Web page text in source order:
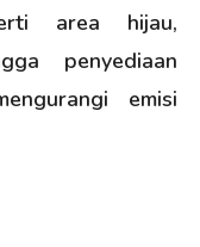
area hijau,
penyediaan
emisi